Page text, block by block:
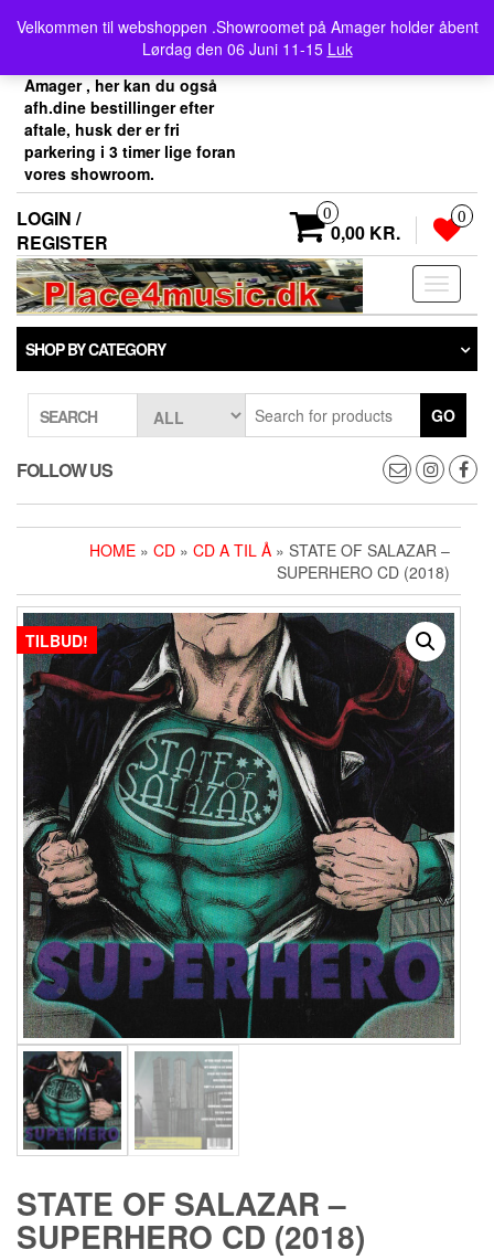
content
Velkommen til webshoppen .Showroomet på Amager holder åbent
Lørdag den 06 Juni 11-15 Luk
Velkommen her i
Place4music`s webshop .
Vores showroom ligger på
Amager , her kan du også
afh.dine bestillinger efter
aftale, husk der er fri
parkering i 3 timer lige foran
vores showroom.
LOGIN /
REGISTER
0
0,00 KR.
0
Toggle
SHOP BY CATEGORY
SEARCH GO
FOLLOW US
HOME » CD » CD A TIL Å » STATE OF SALAZAR –
SUPERHERO CD (2018)
TILBUD!
STATE OF SALAZAR –
SUPERHERO CD (2018)